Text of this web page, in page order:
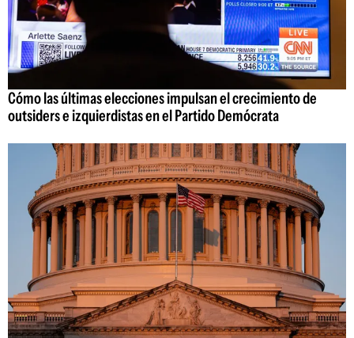
Cómo las últimas elecciones impulsan el crecimiento de
outsiders e izquierdistas en el Partido Demócrata